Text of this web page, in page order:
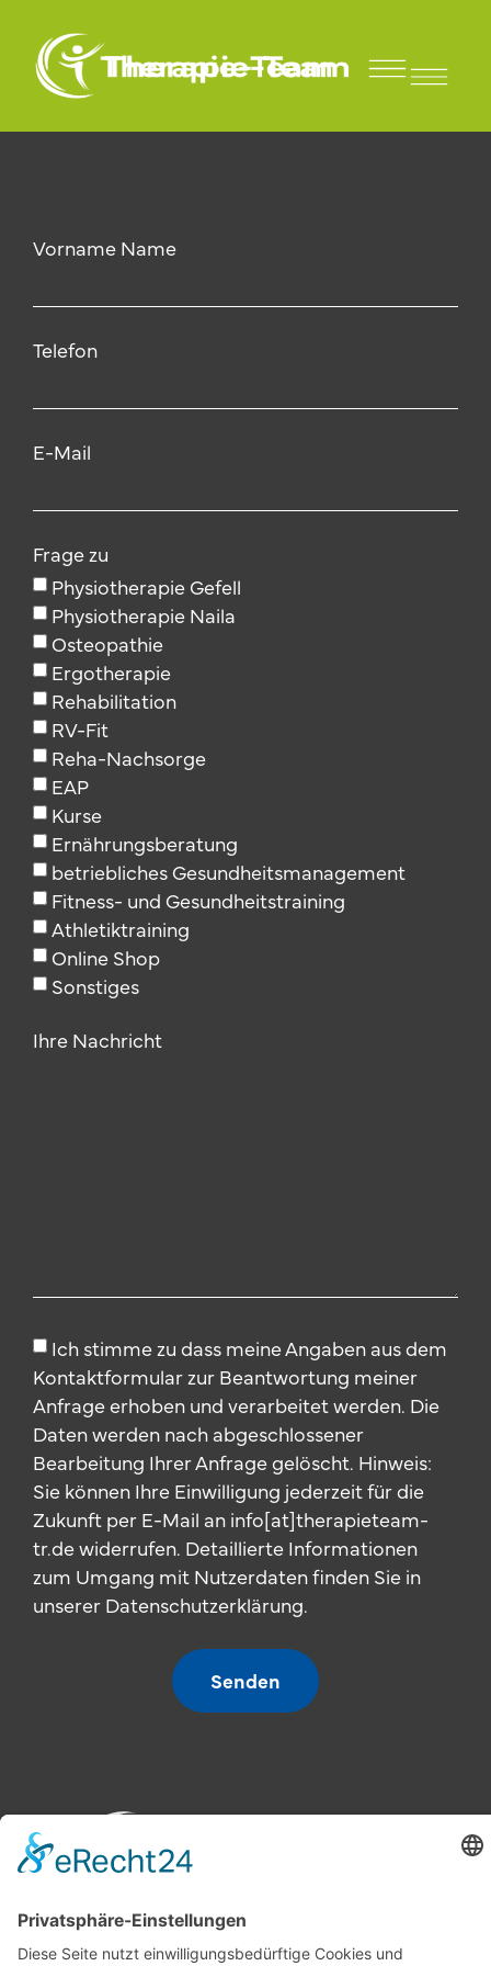
David Wich
Vorname Name
Telefon
E-Mail
Frage zu
Physiotherapie Gefell
Physiotherapie Naila
Osteopathie
Ergotherapie
Rehabilitation
RV-Fit
Reha-Nachsorge
EAP
Kurse
Ernährungsberatung
betriebliches Gesundheitsmanagement
Fitness- und Gesundheitstraining
Athletiktraining
Online Shop
Sonstiges
Ihre Nachricht
Ich stimme zu dass meine Angaben aus dem
Kontaktformular zur Beantwortung meiner
Anfrage erhoben und verarbeitet werden. Die
Daten werden nach abgeschlossener
Bearbeitung Ihrer Anfrage gelöscht. Hinweis:
Sie können Ihre Einwilligung jederzeit für die
Zukunft per E-Mail an info[at]therapieteam-
tr.de widerrufen. Detaillierte Informationen
zum Umgang mit Nutzerdaten finden Sie in
unserer Datenschutzerklärung.
Senden
Therapie-
Praxis Gefell
Praxis Naila